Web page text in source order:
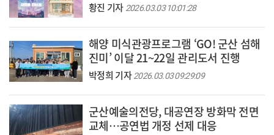
황진 기자 2026.03.03 10:01:28
해양 미식관광프로그램 ‘GO! 군산 섬해
진미’ 이달 21~22일 관리도서 진행
박정희 기자2026.03.03 09:29:09
군산예술의전당, 대공연장 방화막 전면
교체…공연법 개정 선제 대응